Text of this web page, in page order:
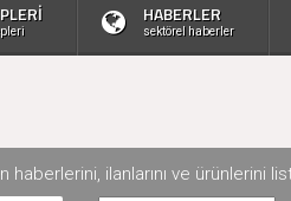
HABERLER
sektörel haberler
ilanlarını ve ürünlerini